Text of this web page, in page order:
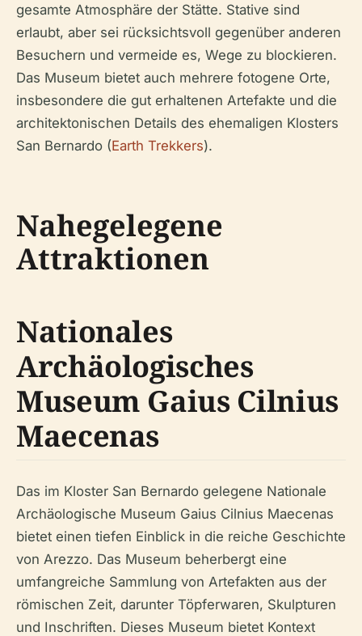
gesamte Atmosphäre der Stätte. Stative sind
erlaubt, aber sei rücksichtsvoll gegenüber anderen
Besuchern und vermeide es, Wege zu blockieren.
Das Museum bietet auch mehrere fotogene Orte,
insbesondere die gut erhaltenen Artefakte und die
architektonischen Details des ehemaligen Klosters
San Bernardo (Earth Trekkers).
Nahegelegene
Attraktionen
Nationales
Archäologisches
Museum Gaius Cilnius
Maecenas
Das im Kloster San Bernardo gelegene Nationale
Archäologische Museum Gaius Cilnius Maecenas
bietet einen tiefen Einblick in die reiche Geschichte
von Arezzo. Das Museum beherbergt eine
umfangreiche Sammlung von Artefakten aus der
römischen Zeit, darunter Töpferwaren, Skulpturen
und Inschriften. Dieses Museum bietet Kontext